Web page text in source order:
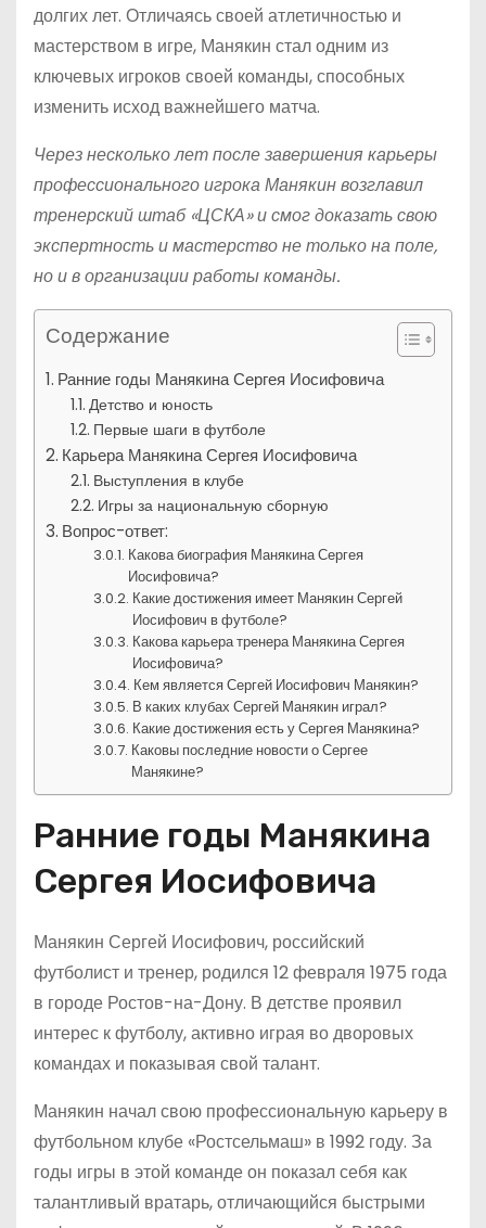
долгих лет. Отличаясь своей атлетичностью и
мастерством в игре, Манякин стал одним из
ключевых игроков своей команды, способных
изменить исход важнейшего матча.
Через несколько лет после завершения карьеры
профессионального игрока Манякин возглавил
тренерский штаб «ЦСКА» и смог доказать свою
экспертность и мастерство не только на поле,
но и в организации работы команды.
Содержание
Ранние годы Манякина Сергея Иосифовича
Детство и юность
Первые шаги в футболе
Карьера Манякина Сергея Иосифовича
Выступления в клубе
Игры за национальную сборную
Вопрос-ответ:
Какова биография Манякина Сергея
Иосифовича?
Какие достижения имеет Манякин Сергей
Иосифович в футболе?
Какова карьера тренера Манякина Сергея
Иосифовича?
Кем является Сергей Иосифович Манякин?
В каких клубах Сергей Манякин играл?
Какие достижения есть у Сергея Манякина?
Каковы последние новости о Сергее
Манякине?
Ранние годы Манякина
Сергея Иосифовича
Манякин Сергей Иосифович, российский
футболист и тренер, родился 12 февраля 1975 года
в городе Ростов-на-Дону. В детстве проявил
интерес к футболу, активно играя во дворовых
командах и показывая свой талант.
Манякин начал свою профессиональную карьеру в
футбольном клубе «Ростсельмаш» в 1992 году. За
годы игры в этой команде он показал себя как
талантливый вратарь, отличающийся быстрыми